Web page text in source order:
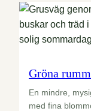
Gröna
En mindre,
med fina